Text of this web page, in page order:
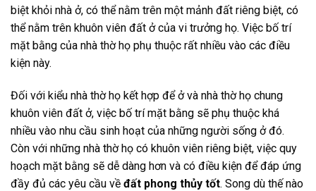
biệt khỏi nhà ở, có thể nằm trên một mảnh đất riêng biệt, có
thể nằm trên khuôn viên đất ở của vi trưởng họ. Việc bố trí
mặt bằng của nhà thờ họ phụ thuộc rất nhiều vào các điều
kiện này.
Đối với kiểu nhà thờ họ kết hợp để ở và nhà thờ họ chung
khuôn viên đất ở, việc bố trí mặt bằng sẽ phụ thuộc khá
nhiều vào nhu cầu sinh hoạt của những người sống ở đó.
Còn với những nhà thờ họ có khuôn viên riêng biệt, việc quy
hoạch mặt bằng sẽ dễ dàng hơn và có điều kiện để đáp ứng
đầy đủ các yêu cầu về đất phong thủy tốt. Song dù thế nào